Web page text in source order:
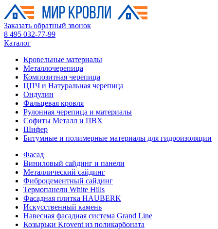
Заказать обратный звонок
8 495 032-77-99
Каталог
Кровельные материалы
Металлочерепица
Композитная черепица
ЦПЧ и Натуральная черепица
Ондулин
Фальцевая кровля
Рулонная черепица и материалы
Софиты Металл и ПВХ
Шифер
Битумные и полимерные материалы для гидроизоляции
Фасад
Виниловый сайдинг и панели
Металлический сайдинг
Фиброцементный сайдинг
Термопанели White Hills
Фасадная плитка HAUBERK
Искусственный камень
Навесная фасадная система Grand Line
Козырьки Krovent из поликарбоната